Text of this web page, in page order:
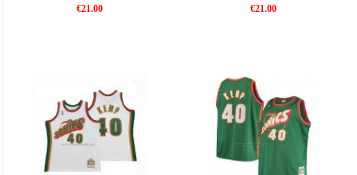
€21.00 €21.00